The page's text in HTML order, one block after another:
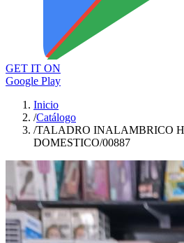
GET IT ON
Google Play
Inicio
/Catálogo
/TALADRO INALAMBRICO
DOMESTICO/00887